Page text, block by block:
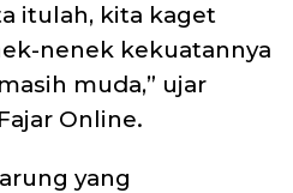
itulah, kita kaget
nenek kekuatannya
muda,” ujar
Online.
yang